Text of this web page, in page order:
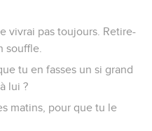
vivrai pas toujours. Retire-
souffle.
tu en fasses un si grand
lui ?
matins, pour que tu le